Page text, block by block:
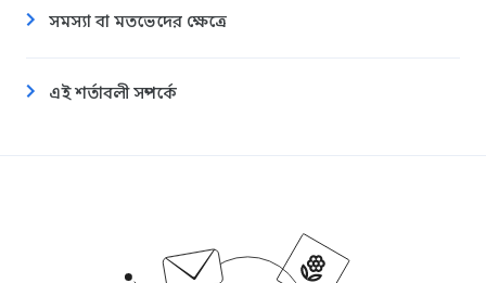
সমস্যা বা মতভেদের ক্ষেত্রে
এই শর্তাবলী সম্পর্কে